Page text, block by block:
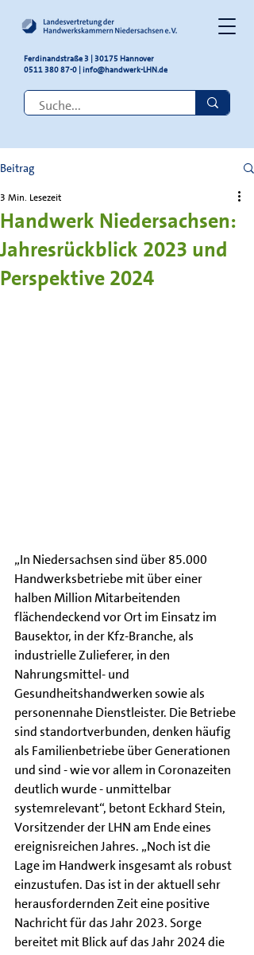
Ferdinandstraße 3 | 30175 Hannover
0511 380 87-0 | info@handwerk-LHN.de
Beitrag
Handwerk Niedersachsen:
Jahresrückblick 2023 und
Perspektive 2024
3 Min. Lesezeit
„In Niedersachsen sind über 85.000
Handwerksbetriebe mit über einer
halben Million Mitarbeitenden
flächendeckend vor Ort im Einsatz im
Bausektor, in der Kfz-Branche, als
industrielle Zulieferer, in den
Nahrungsmittel- und
Gesundheitshandwerken sowie als
personennahe Dienstleister. Die Betriebe
sind standortverbunden, denken häufig
als Familienbetriebe über Generationen
und sind - wie vor allem in Coronazeiten
deutlich wurde - unmittelbar
systemrelevant“, betont Eckhard Stein,
Vorsitzender der LHN am Ende eines
ereignisreichen Jahres. „Noch ist die
Lage im Handwerk insgesamt als robust
einzustufen. Das ist in der aktuell sehr
herausfordernden Zeit eine positive
Nachricht für das Jahr 2023. Sorge
bereitet mit Blick auf das Jahr 2024 die